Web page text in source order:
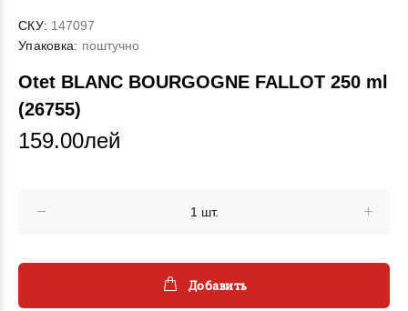
СКУ: 147097
Упаковка: поштучно
Otet BLANC BOURGOGNE FALLOT 250 ml
(26755)
159.00лей
Добавить